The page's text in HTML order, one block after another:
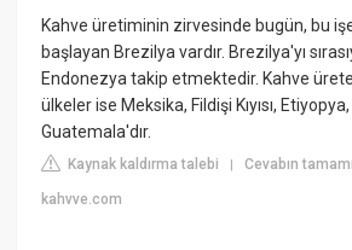
Kahve üretiminin zirvesinde bugün, bu
başlayan Brezilya vardır. Brezilya'yı
Endonezya takip etmektedir. Kahve
ülkeler ise Meksika, Fildişi Kıyısı,
Guatemala'dır.
Kaynak kaldırma talebi |Cevabın
kahvve.com